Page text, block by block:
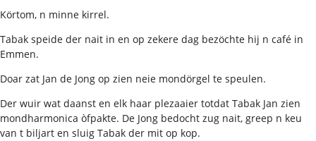
Körtom, n minne kirrel.
Tabak speide der nait in en op zekere dag bezöchte hij n café in
Emmen.
Doar zat Jan de Jong op zien neie mondörgel te speulen.
Der wuir wat daanst en elk haar plezaaier totdat Tabak Jan zien
mondharmonica òfpakte. De Jong bedocht zug nait, greep n keu
van t biljart en sluig Tabak der mit op kop.